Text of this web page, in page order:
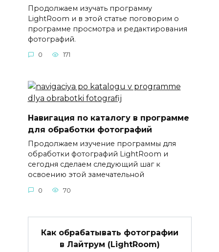
Продолжаем изучать программу
LightRoom и в этой статье поговорим о
программе просмотра и редактирования
фотографий.
0 171
Навигация по каталогу в программе
для обработки фотографий
Продолжаем изучение программы для
обработки фотографий LightRoom и
сегодня сделаем следующий шаг к
освоению этой замечательной
0 70
Как обрабатывать фотографии
в Лайтрум (LightRoom)